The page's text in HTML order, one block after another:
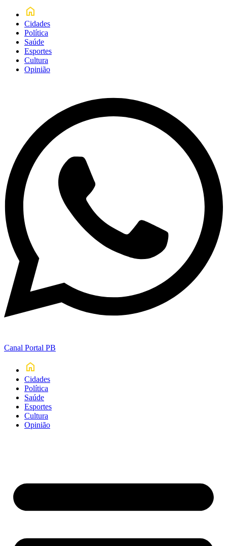
Cidades
Política
Saúde
Esportes
Cultura
Opinião
Canal Portal PB
Cidades
Política
Saúde
Esportes
Cultura
Opinião